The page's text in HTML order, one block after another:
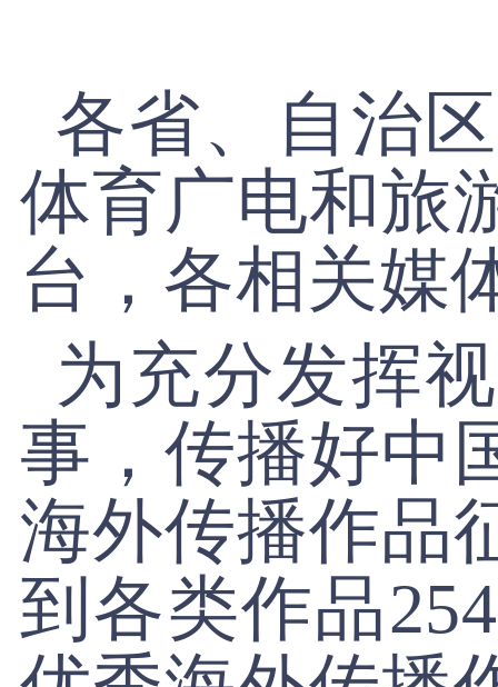
各省、自治
体育广电和旅
台，各相关媒
为充分发挥
事，传播好中
海外传播作品
到各类作品